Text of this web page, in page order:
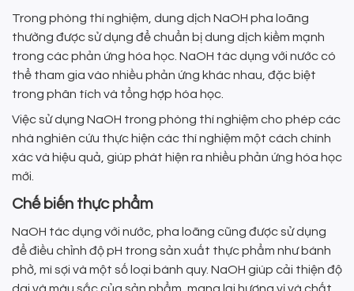
Trong phòng thí nghiệm, dung dịch NaOH pha loãng
thường được sử dụng để chuẩn bị dung dịch kiềm mạnh
trong các phản ứng hóa học. NaOH tác dụng với nước có
thể tham gia vào nhiều phản ứng khác nhau, đặc biệt
trong phân tích và tổng hợp hóa học.
Việc sử dụng NaOH trong phòng thí nghiệm cho phép các
nhà nghiên cứu thực hiện các thí nghiệm một cách chính
xác và hiệu quả, giúp phát hiện ra nhiều phản ứng hóa học
mới.
Chế biến thực phẩm
NaOH tác dụng với nước, pha loãng cũng được sử dụng
để điều chỉnh độ pH trong sản xuất thực phẩm như bánh
phở, mì sợi và một số loại bánh quy. NaOH giúp cải thiện độ